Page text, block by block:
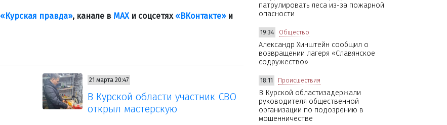
«Курская правда», канале в МАХ и соцсетях «ВКонтакте»и
21 марта 20:47
В Курской области участник СВО
открыл мастерскую
патрулировать леса из-за пожарной
опасности
19:34 Общество
Александр Хинштейн сообщил о
возвращении лагеря «Славянское
содружество»
18:11 Происшествия
В Курской областизадержали
руководителя общественной
организации по подозрению в
мошенничестве